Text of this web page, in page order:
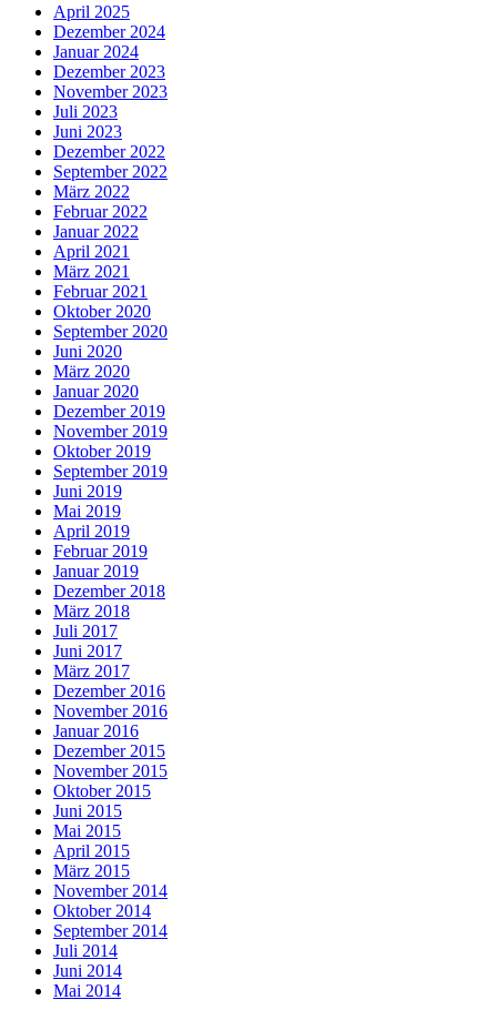
April 2025
Dezember 2024
Januar 2024
Dezember 2023
November 2023
Juli 2023
Juni 2023
Dezember 2022
September 2022
März 2022
Februar 2022
Januar 2022
April 2021
März 2021
Februar 2021
Oktober 2020
September 2020
Juni 2020
März 2020
Januar 2020
Dezember 2019
November 2019
Oktober 2019
September 2019
Juni 2019
Mai 2019
April 2019
Februar 2019
Januar 2019
Dezember 2018
März 2018
Juli 2017
Juni 2017
März 2017
Dezember 2016
November 2016
Januar 2016
Dezember 2015
November 2015
Oktober 2015
Juni 2015
Mai 2015
April 2015
März 2015
November 2014
Oktober 2014
September 2014
Juli 2014
Juni 2014
Mai 2014